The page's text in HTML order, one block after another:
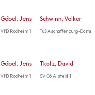
Göbel, Jens
VfB Rodheim 1
Schwinn, Volker
TuS Aschaffenburg-Damm
Göbel, Jens
VfB Rodheim 1
Tkotz, David
SV 06 Alsfeld 1